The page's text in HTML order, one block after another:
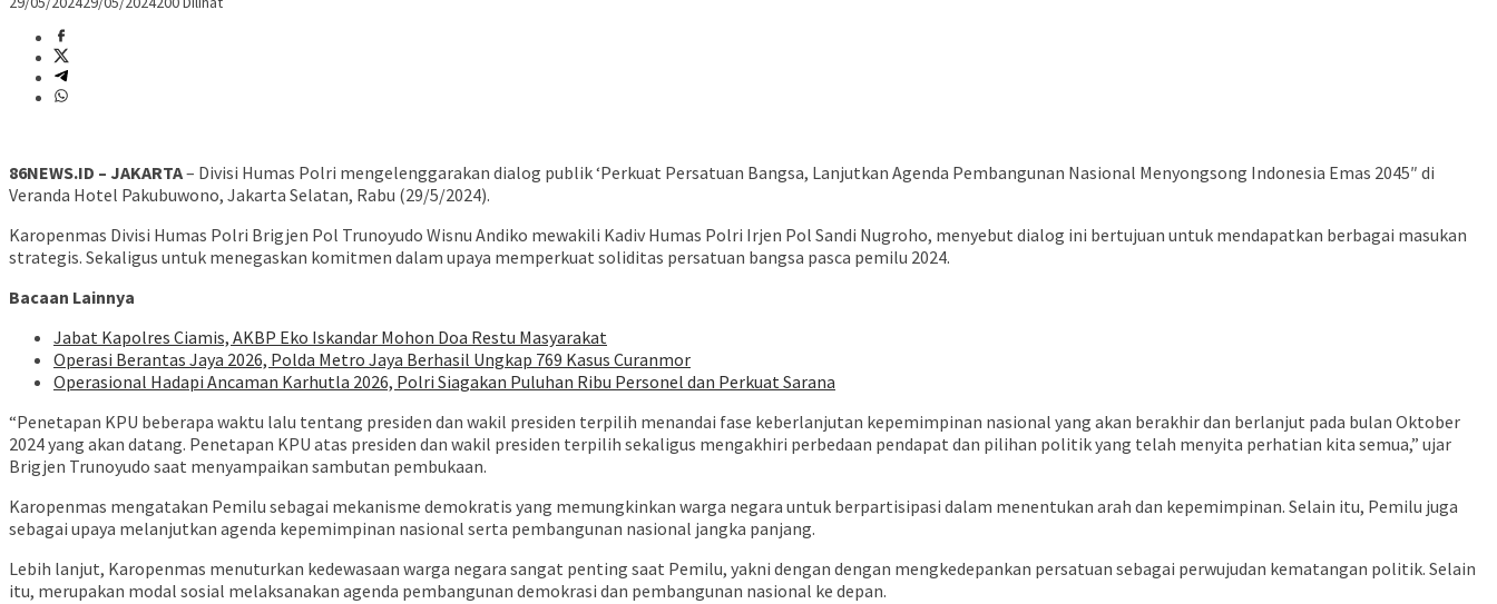
86NEWS.ID – JAKARTA– Divisi Humas Polri mengelenggarakan dialog publik ‘Perkuat Persatuan Bangsa, Lanjutkan Agenda Pembangunan Nasional Menyongsong Indonesia Emas 2045″ di
Veranda Hotel Pakubuwono, Jakarta Selatan, Rabu (29/5/2024).
Karopenmas Divisi Humas Polri Brigjen Pol Trunoyudo Wisnu Andiko mewakili Kadiv Humas Polri Irjen Pol Sandi Nugroho, menyebut dialog ini bertujuan untuk mendapatkan berbagai masukan
strategis. Sekaligus untuk menegaskan komitmen dalam upaya memperkuat soliditas persatuan bangsa pasca pemilu 2024.
Bacaan Lainnya
Jabat Kapolres Ciamis, AKBP Eko Iskandar Mohon Doa Restu Masyarakat
Operasi Berantas Jaya 2026, Polda Metro Jaya Berhasil Ungkap 769 Kasus Curanmor
Operasional Hadapi Ancaman Karhutla 2026, Polri Siagakan Puluhan Ribu Personel dan Perkuat Sarana
“Penetapan KPU beberapa waktu lalu tentang presiden dan wakil presiden terpilih menandai fase keberlanjutan kepemimpinan nasional yang akan berakhir dan berlanjut pada bulan Oktober
2024 yang akan datang. Penetapan KPU atas presiden dan wakil presiden terpilih sekaligus mengakhiri perbedaan pendapat dan pilihan politik yang telah menyita perhatian kita semua,” ujar
Brigjen Trunoyudo saat menyampaikan sambutan pembukaan.
Karopenmas mengatakan Pemilu sebagai mekanisme demokratis yang memungkinkan warga negara untuk berpartisipasi dalam menentukan arah dan kepemimpinan. Selain itu, Pemilu juga
sebagai upaya melanjutkan agenda kepemimpinan nasional serta pembangunan nasional jangka panjang.
Lebih lanjut, Karopenmas menuturkan kedewasaan warga negara sangat penting saat Pemilu, yakni dengan dengan mengkedepankan persatuan sebagai perwujudan kematangan politik. Selain
itu, merupakan modal sosial melaksanakan agenda pembangunan demokrasi dan pembangunan nasional ke depan.